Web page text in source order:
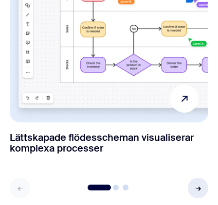
Lättskapade flödesscheman visualiserar
komplexa processer